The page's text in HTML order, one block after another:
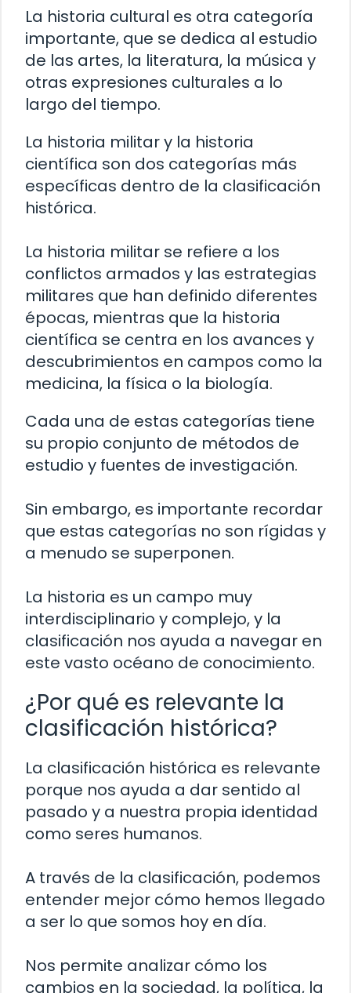
La historia cultural es otra categoría
importante, que se dedica al estudio
de las artes, la literatura, la música y
otras expresiones culturales a lo
largo del tiempo.
La historia militar y la historia
científica son dos categorías más
específicas dentro de la clasificación
histórica.
La historia militar se refiere a los
conflictos armados y las estrategias
militares que han definido diferentes
épocas, mientras que la historia
científica se centra en los avances y
descubrimientos en campos como la
medicina, la física o la biología.
Cada una de estas categorías tiene
su propio conjunto de métodos de
estudio y fuentes de investigación.
Sin embargo, es importante recordar
que estas categorías no son rígidas y
a menudo se superponen.
La historia es un campo muy
interdisciplinario y complejo, y la
clasificación nos ayuda a navegar en
este vasto océano de conocimiento.
¿Por qué es relevante la
clasificación histórica?
La clasificación histórica es relevante
porque nos ayuda a dar sentido al
pasado y a nuestra propia identidad
como seres humanos.
A través de la clasificación, podemos
entender mejor cómo hemos llegado
a ser lo que somos hoy en día.
Nos permite analizar cómo los
cambios en la sociedad, la política, la